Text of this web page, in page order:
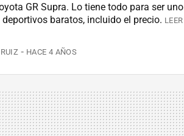
GR Supra. Lo tiene todo para ser uno
baratos, incluido el precio. LEER
HACE 4 AÑOS